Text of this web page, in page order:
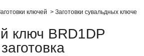
ключей Заготовки сувальдных ключей
ключ BRD1DP